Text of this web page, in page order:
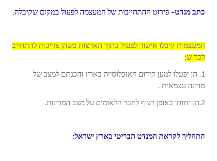
כתב מנדט– פירוט ההתחייבות של המעצמה לפעול במקום שקיבלה.
המעצמות קיבלו אישור לפעול בתוך הארצות כשהן צריכות להתחייב
לכך ש:
1. הן יפעלו למען קידום האוכלוסייה בארץ והכנתם למצב של
מדינה עצמאית .
2.הן ידווחו באופן רצוף לחבר הלאומים על מצב המדינות.
התהליך לקראת המנדט הבריטי בארץ ישראל: